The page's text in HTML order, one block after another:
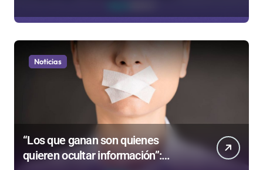
Noticias
“Los que ganan son quienes
quieren ocultar información”: